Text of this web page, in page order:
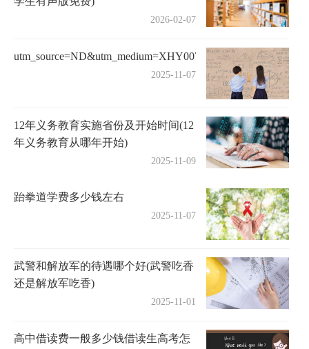
2026-02-07
utm_source=ND&utm_medium=XHY00703
2025-11-07
12年义务教育实施省份及开始时间(12
年义务教育从哪年开始)
2025-11-09
跆拳道学费多少钱左右
2025-11-07
武警和解放军的待遇哪个好(武警吃香
还是解放军吃香)
2025-11-01
高中借读费一般多少钱借读生高考怎